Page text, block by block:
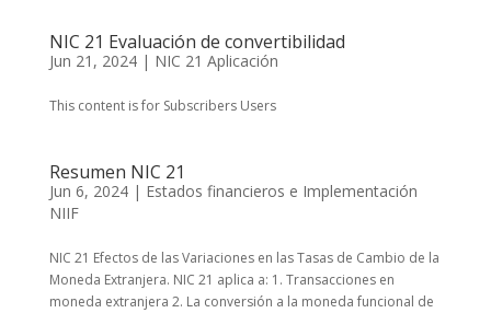
NIC 21 Evaluación de convertibilidad
Jun 21, 2024| NIC 21 Aplicación
This content is for Subscribers Users
Resumen NIC 21
Jun 6, 2024| Estados financieros e Implementación
NIIF
NIC 21 Efectos de las Variaciones en las Tasas de Cambio de la
Moneda Extranjera. NIC 21 aplica a: 1. Transacciones en
moneda extranjera 2. La conversión a la moneda funcional de